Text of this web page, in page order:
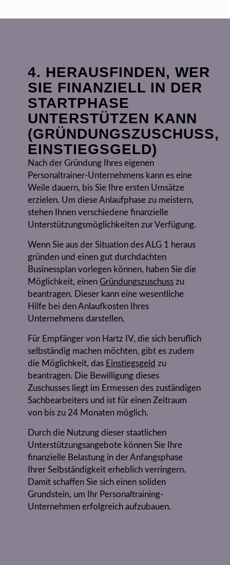
4. HERAUSFINDEN, WER
SIE FINANZIELL IN DER
STARTPHASE
UNTERSTÜTZEN KANN
(GRÜNDUNGSZUSCHUSS,
EINSTIEGSGELD)
Nach der Gründung Ihres eigenen
Personaltrainer-Unternehmens kann es eine
Weile dauern, bis Sie Ihre ersten Umsätze
erzielen. Um diese Anlaufphase zu meistern,
stehen Ihnen verschiedene finanzielle
Unterstützungsmöglichkeiten zur Verfügung.
Wenn Sie aus der Situation des ALG 1 heraus
gründen und einen gut durchdachten
Businessplan vorlegen können, haben Sie die
Möglichkeit, einen Gründungszuschusszu
beantragen. Dieser kann eine wesentliche
Hilfe bei den Anlaufkosten Ihres
Unternehmens darstellen.
Für Empfänger von Hartz IV, die sich beruflich
selbständig machen möchten, gibt es zudem
die Möglichkeit, das Einstiegsgeld zu
beantragen. Die Bewilligung dieses
Zuschusses liegt im Ermessen des zuständigen
Sachbearbeiters und ist für einen Zeitraum
von bis zu 24 Monaten möglich.
Durch die Nutzung dieser staatlichen
Unterstützungsangebote können Sie Ihre
finanzielle Belastung in der Anfangsphase
Ihrer Selbständigkeit erheblich verringern.
Damit schaffen Sie sich einen soliden
Grundstein, um Ihr Personaltraining-
Unternehmen erfolgreich aufzubauen.